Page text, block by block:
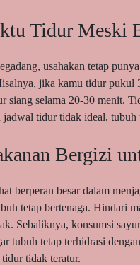
Tidur Meski
usahakan tetap
jika kamu tidur pukul
siang selama 20-30 menit.
jadwal tidur tidak ideal,
Bergizi
berperan besar dalam
tetap bertenaga. Hindari
Sebaliknya, konsumsi
tubuh tetap terhidrasi
tidak teratur.